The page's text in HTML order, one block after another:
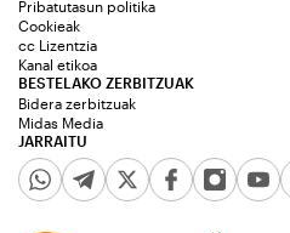
JARRAITU
Pribatutasun politika
Cookieak
cc Lizentzia
Kanal etikoa
BESTELAKO ZERBITZUAK
Bidera zerbitzuak
Midas Media